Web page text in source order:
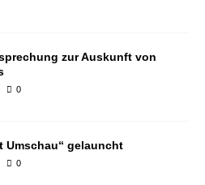
zur Auskunft von
0
Umschau“ gelauncht
0